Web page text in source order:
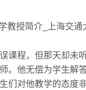
课程，但那天却未
。他无偿为学生解
们对他教学的态度